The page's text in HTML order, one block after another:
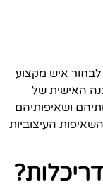
איש מקצוע
האישית של
ושאיפותיהם
העיצוביות